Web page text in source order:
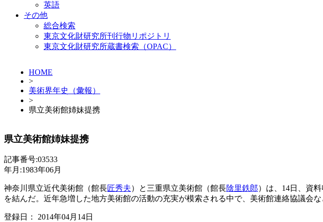
英語
その他
総合検索
東京文化財研究所刊行物リポジトリ
東京文化財研究所蔵書検索（OPAC）
HOME
>
美術界年史（彙報）
>
県立美術館姉妹提携
県立美術館姉妹提携
記事番号:03533
年月:1983年06月
神奈川県立近代美術館（館長匠秀夫）と三重県立美術館（館長陰里鉄郎）は、14日、資
を結んだ。近年急増した地方美術館の活動の充実が模索される中で、美術館連絡協議会な
登録日： 2014年04月14日